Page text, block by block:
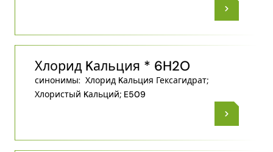
Хлорид Kальция * 6H2O
синонимы: Хлорид Kальция Гексагидрат;
Хлористый Kальций; E509